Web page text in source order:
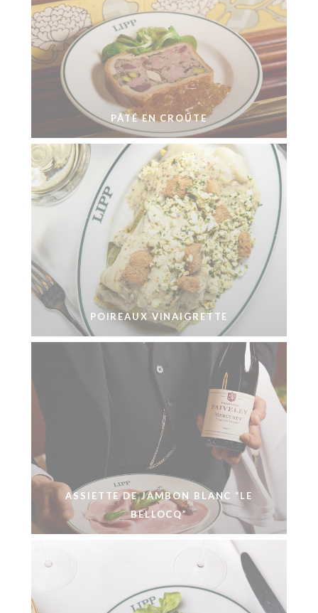
PÂTÉ EN CROÛTE
POIREAUX VINAIGRETTE
ASSIETTE DE JAMBON BLANC “LE
BELLOCQ”